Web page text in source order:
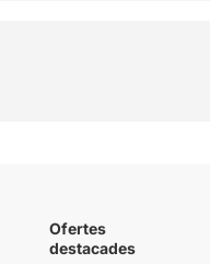
Ofertes
destacades